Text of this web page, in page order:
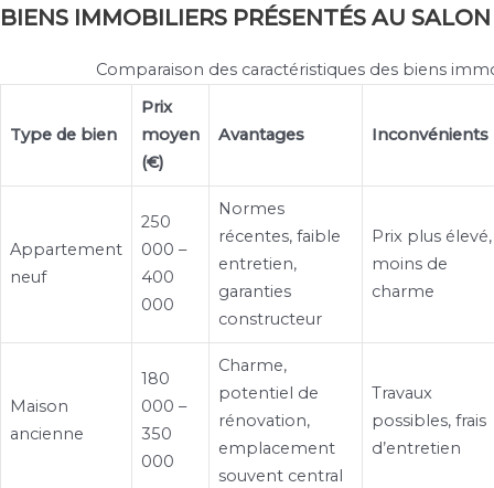
BIENS IMMOBILIERS PRÉSENTÉS AU SALON
Comparaison des caractéristiques des biens
Type de bien
Prix
moyen
(€)
Avantages Inconvénients
Appartement
neuf
250
000 –
400
000
Normes
récentes, faible
entretien,
garanties
constructeur
Prix plus élevé,
moins de
charme
Maison
ancienne
180
000 –
350
000
Charme,
potentiel de
rénovation,
emplacement
souvent central
Travaux
possibles, frais
d’entretien